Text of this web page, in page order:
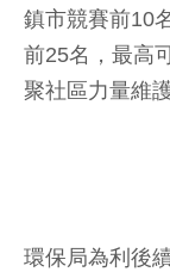
鎮市競賽前10
前25名，最高
聚社區力量維
環保局為利後